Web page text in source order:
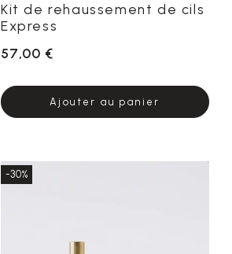
Kit de rehaussement de cils
Express
57,00 €
Ajouter au panier
-30%